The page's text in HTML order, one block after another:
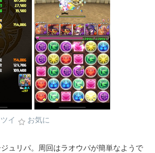
イ お気に
ュリパ。周回はラオウパが簡単なようで